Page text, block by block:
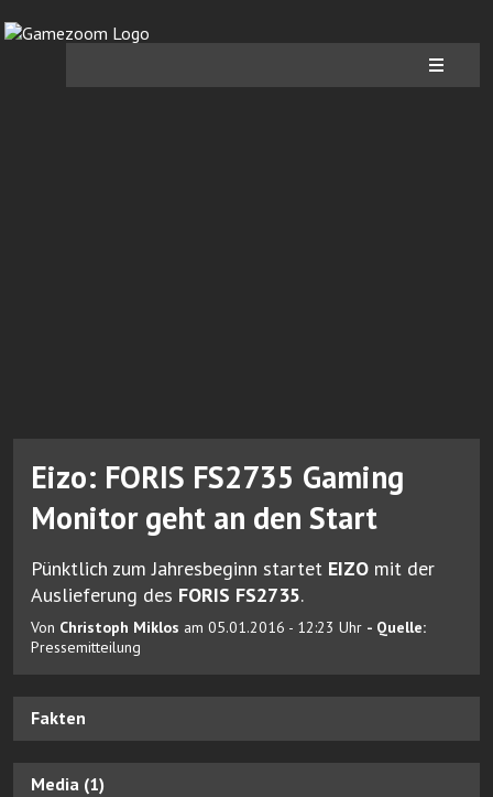
Eizo: FORIS FS2735 Gaming
Monitor geht an den Start
Pünktlich zum Jahresbeginn startet EIZO mit der
Auslieferung des FORIS FS2735.
Von Christoph Miklos am 05.01.2016 - 12:23 Uhr - Quelle:
Pressemitteilung
Fakten
Media (1)